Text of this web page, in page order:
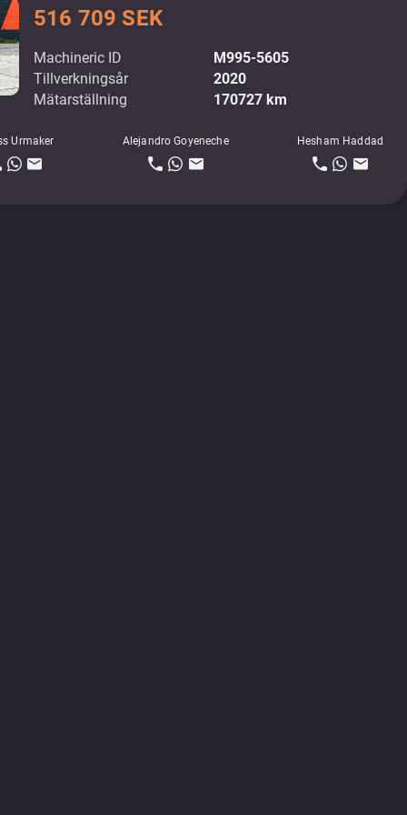
Machineric ID
M995-5605
Tillverkningsår
2020
Mätarställning
170727 km
Urmaker Alejandro Goyeneche Hesham Haddad
516 709 SEK